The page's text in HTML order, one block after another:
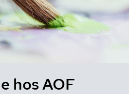
hos AOF